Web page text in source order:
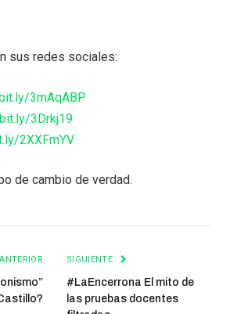
sus redes sociales:
3mAqABP
3Drkj19
2XXFmYV
de cambio de verdad.
ANTERIOR SIGUIENTE
#LaEncerrona El mito de
las pruebas docentes